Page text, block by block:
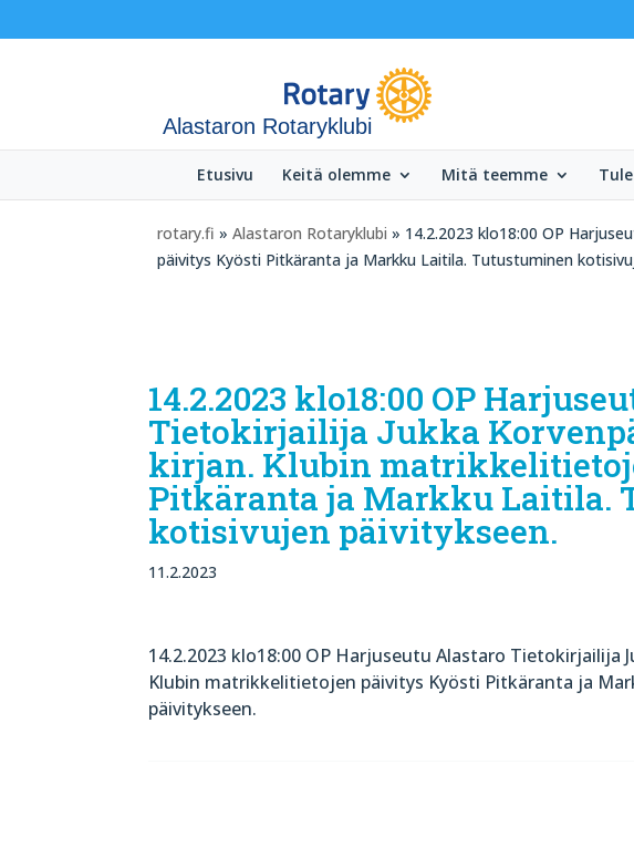
Alastaron Rotaryklubi
Etusivu Keitä olemme Mitä teemme
rotary.fi » Alastaron Rotaryklubi » 14.2.2023 klo18:00 OP
päivitys Kyösti Pitkäranta ja Markku Laitila. Tutustuminen
14.2.2023 klo18:00 OP
Tietokirjailija Jukka
kirjan. Klubin
Pitkäranta ja Markku Laitila.
kotisivujen päivitykseen.
11.2.2023
14.2.2023 klo18:00 OP Harjuseutu Alastaro Tietokirjailija
Klubin matrikkelitietojen päivitys Kyösti Pitkäranta ja
päivitykseen.